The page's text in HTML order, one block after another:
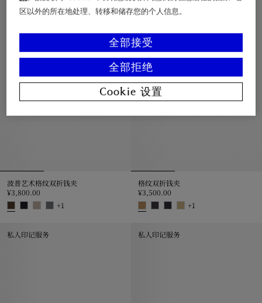
波普艺术格纹双折钱夹
¥3,800.00
+1
格纹双折钱夹
¥3,500.00
+1
私人印记服务 私人印记服务
区以外的所在地处理、转移和储存您的个人信息。
全部拒绝
全部接受
Cookie 设置